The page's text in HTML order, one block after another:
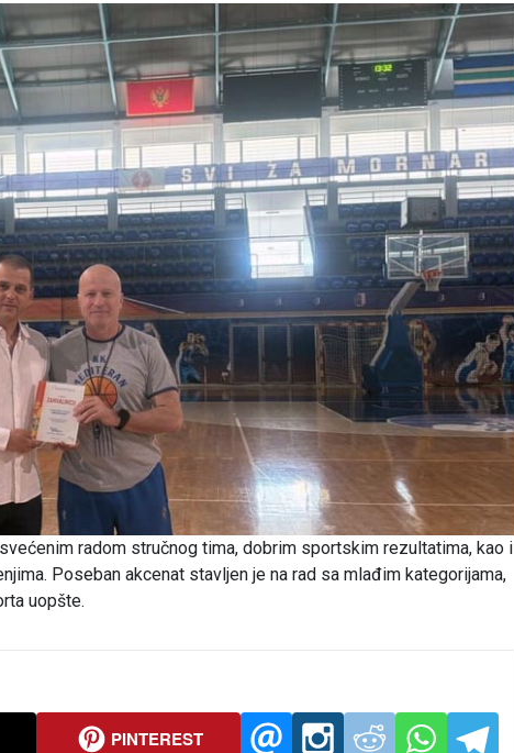
radom stručnog tima, dobrim sportskim rezultatima, kao i
Poseban akcenat stavljen je na rad sa mlađim kategorijama,
uopšte.
PINTEREST